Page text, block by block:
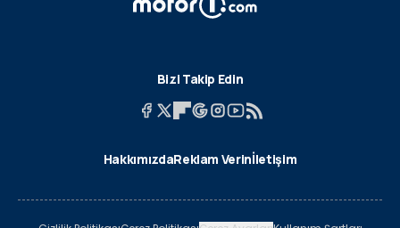
Bizi Takip Edin
HakkımızdaReklam Verinİletişim